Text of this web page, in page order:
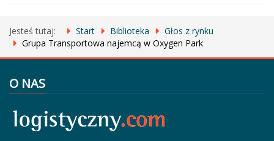
Jesteś tutaj: Start Biblioteka
Głos z rynku
Grupa Transportowa najemcą w Oxygen Park
O NAS